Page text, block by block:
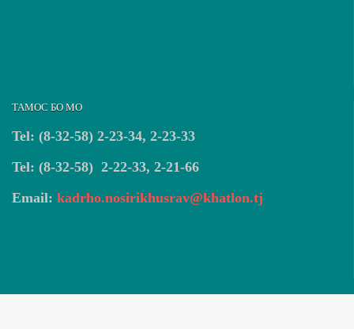
ТАМОС БО МО
Tel: (8-32-58) 2-23-34, 2-23-33
Tel: (8-32-58) 2-22-33, 2-21-66
Email: kadrho.nosirikhusrav@khatlon.tj